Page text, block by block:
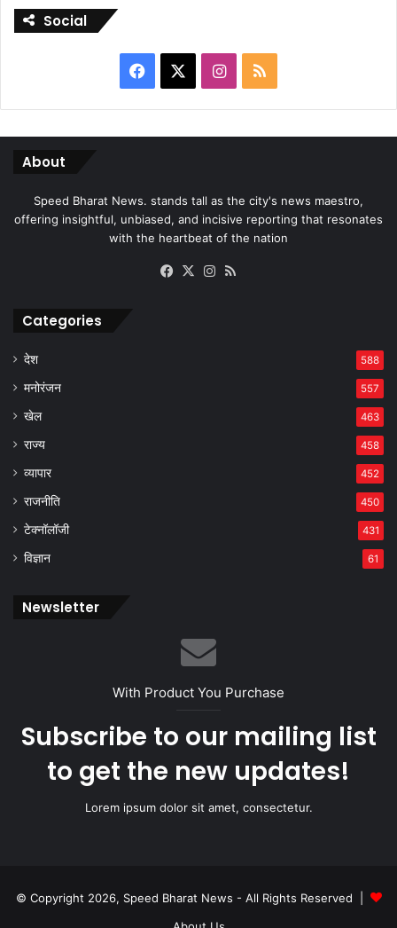
Social
Facebook Instagram
RSS
About
Speed Bharat News. stands tall as the city's news maestro,
offering insightful, unbiased, and incisive reporting that resonates
with the heartbeat of the nation
Facebook
X Instagram
Categories
देश 588
मनोरंजन 557
खेल 463
राज्य 458
व्यापार 452
राजनीति 450
टेक्नॉलॉजी 431
विज्ञान 61
Newsletter
With Product You Purchase
Subscribe to our mailing list
to get the new updates!
Lorem ipsum dolor sit amet, consectetur.
© Copyright 2026, Speed Bharat News - All Rights Reserved |